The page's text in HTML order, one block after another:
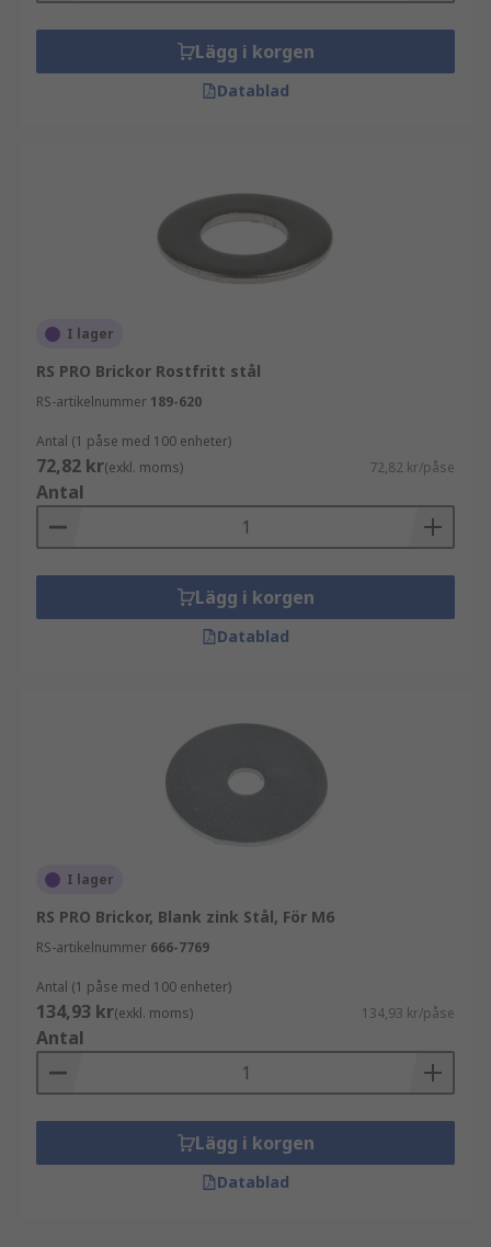
Lägg i korgen
Datablad
I lager
RS PRO Brickor Rostfritt stål
RS-artikelnummer 189-620
Antal (1 påse med 100 enheter)
72,82 kr(exkl. moms) 72,82 kr/påse
Antal
Lägg i korgen
Datablad
I lager
RS PRO Brickor, Blank zink Stål, För M6
RS-artikelnummer 666-7769
Antal (1 påse med 100 enheter)
134,93 kr(exkl. moms) 134,93 kr/påse
Antal
Lägg i korgen
Datablad